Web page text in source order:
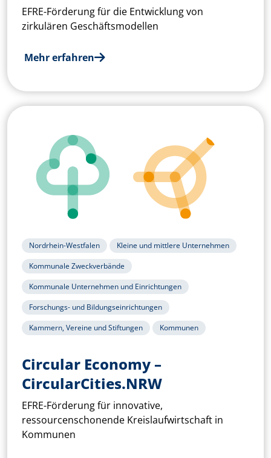
EFRE-Förderung für die Entwicklung von
zirkulären Geschäftsmodellen
Mehr erfahren
Nordrhein-Westfalen
Kleine und mittlere Unternehmen
Kommunale Zweckverbände
Kommunale Unternehmen und Einrichtungen
Forschungs- und Bildungseinrichtungen
Kammern, Vereine und Stiftungen
Kommunen
Circular Economy –
CircularCities.NRW
EFRE-Förderung für innovative,
ressourcenschonende Kreislaufwirtschaft in
Kommunen